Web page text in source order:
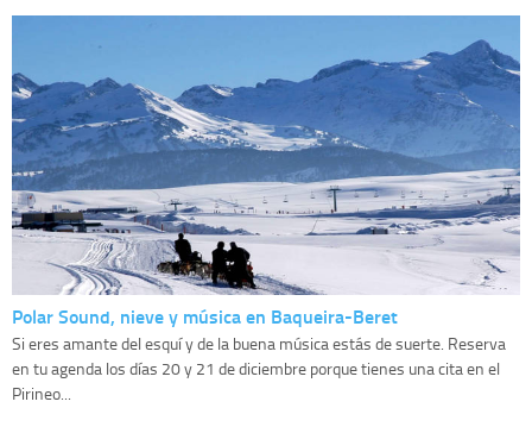
Polar Sound, nieve y música en Baqueira-Beret
Si eres amante del esquí y de la buena música estás de suerte. Reserva
en tu agenda los días 20 y 21 de diciembre porque tienes una cita en el
Pirineo...